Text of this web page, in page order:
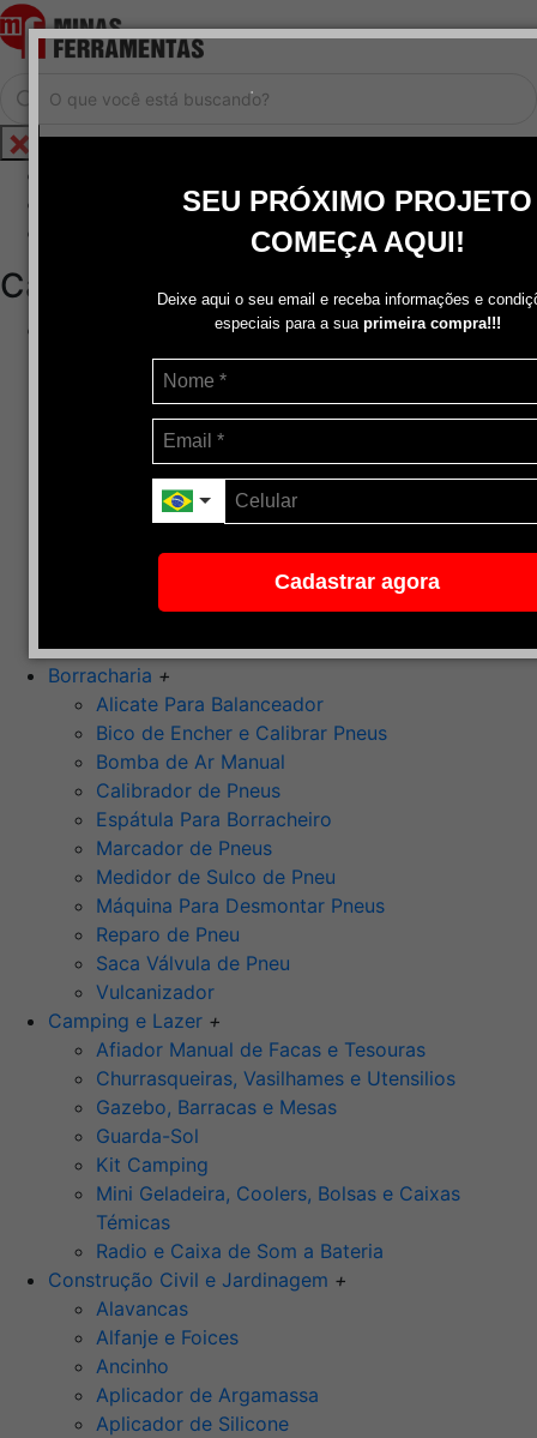
.
SEU PRÓXIMO PROJETO
COMEÇA AQUI!
Deixe aqui o seu email e receba informações e
especiais para a sua primeira compra!!!
Cadastrar agora
Cadastrar / Logar
Central de Atendimento
Categorias
Disco de Corte
Disco de Corte e Desbaste-Dupla Aplicação
Disco de Desbaste
Escovas de Aço
Escovas de Latão
Pasta Para Assentar Válvula
Pedra de Afiar
Ponta Montada (Oxido de Alumínio)
Rebolos
Borracharia +
Alicate Para Balanceador
Bico de Encher e Calibrar Pneus
Bomba de Ar Manual
Calibrador de Pneus
Espátula Para Borracheiro
Marcador de Pneus
Medidor de Sulco de Pneu
Máquina Para Desmontar Pneus
Reparo de Pneu
Saca Válvula de Pneu
Vulcanizador
Camping e Lazer +
Afiador Manual de Facas e Tesouras
Churrasqueiras, Vasilhames e Utensilios
Gazebo, Barracas e Mesas
Guarda-Sol
Kit Camping
Mini Geladeira, Coolers, Bolsas e Caixas
Témicas
Radio e Caixa de Som a Bateria
Construção Civil e Jardinagem +
Alavancas
Alfanje e Foices
Ancinho
Aplicador de Argamassa
Aplicador de Silicone